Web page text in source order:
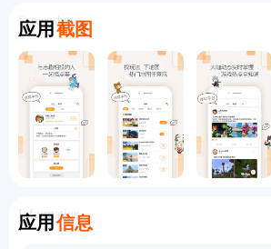
应用 截图
Screenshot
应用 信息
Information